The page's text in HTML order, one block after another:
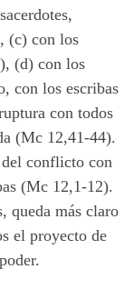
(c) con los
(d) con los
con los escribas
con todos
(Mc 12,41-44).
conflicto con
(Mc 12,1-12).
queda más claro
el proyecto de